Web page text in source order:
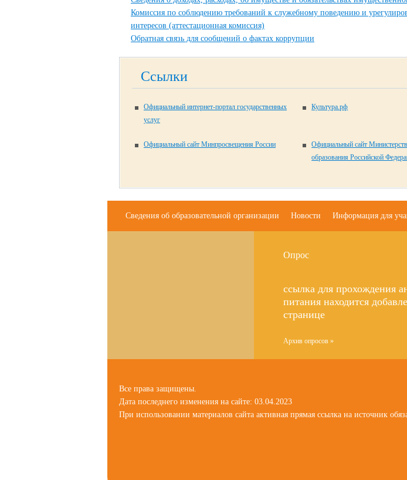
Комиссия по соблюдению требований к служебному поведению и
интересов (аттестационная комиссия)
Обратная связь для сообщений о фактах коррупции
Ссылки
Официальный интернет-портал государственных
услуг
Культура.рф
Официальный сайт Минпросвещения России
Официальный сайт
образования Российской
Сведения об образовательной организации Новости Информация для
Опрос
ссылка для прохождения
питания находится
странице
Архив опросов »
Все права защищены.
Дата последнего изменения на сайте: 03.04.2023
При использовании материалов сайта активная прямая ссылка на источник